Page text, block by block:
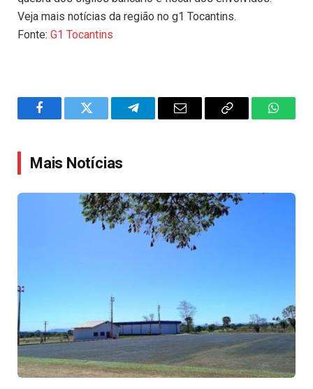
Veja mais notícias da região no g1 Tocantins.
Fonte: G1 Tocantins
FacebookTwitter TelegramEmail
Copy
Mais Notícias